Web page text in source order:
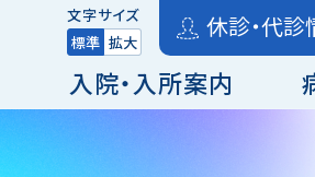
文字サイズ
標準 拡大
休診・代診
入院・入所案内